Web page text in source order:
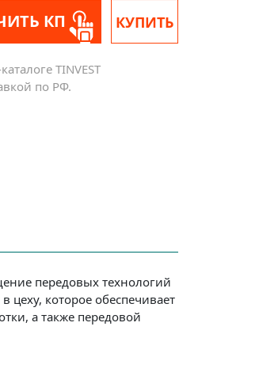
КП КУПИТЬ
TINVEST
по РФ.
передовых технологий
цеху, которое обеспечивает
а также передовой